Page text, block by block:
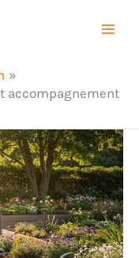
accompagnement